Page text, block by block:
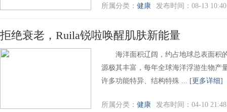
所属分类： 健康 发布时间：08-13
拒绝衰老，Ruila锐啦唤醒肌肤新能量
海洋面积辽阔，约占地球总表面积
源极其丰富，每年全球海洋浮游生物产
许多功能特异、结构特殊 ... [更多详细]
所属分类： 健康 发布时间：04-10